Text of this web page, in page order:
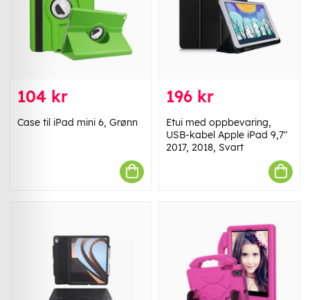
104 kr
Case til iPad mini 6, Grønn
196 kr
Etui med oppbevaring,
USB-kabel Apple iPad 9,7"
2017, 2018, Svart